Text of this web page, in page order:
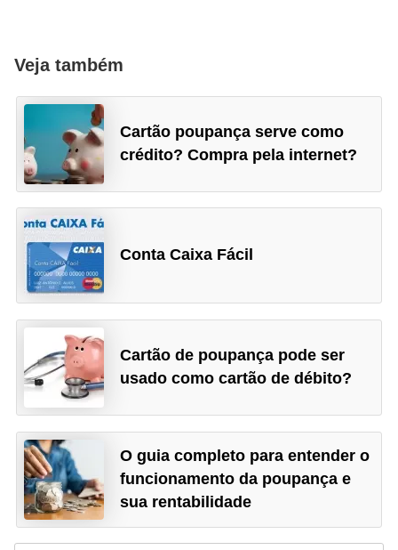
Veja também
Cartão poupança serve como
crédito? Compra pela internet?
Conta Caixa Fácil
Cartão de poupança pode ser
usado como cartão de débito?
O guia completo para entender o
funcionamento da poupança e
sua rentabilidade